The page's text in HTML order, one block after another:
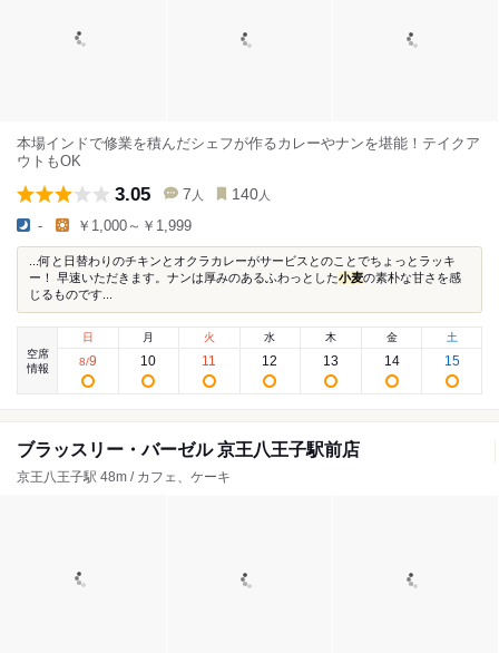
本場インドで修業を積んだシェフが作るカレーやナンを堪能！テイクア
ウトもOK
3.05 7 人 140 人
- ￥1,000～￥1,999
...何と日替わりのチキンとオクラカレーがサービスとのことでちょっとラッキ
ー！ 早速いただきます。ナンは厚みのあるふわっとした小麦の素朴な甘さを感
じるものです...
空席
情報
日
8/9
月
10
火
11
水
12
木
13
金
14
土
15
ブラッスリー・バーゼル 京王八王子駅前店
京王八王子駅 48m / カフェ、ケーキ